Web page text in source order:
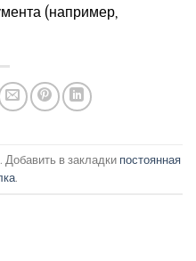
(например,
. Добавить в закладки постоянная
.